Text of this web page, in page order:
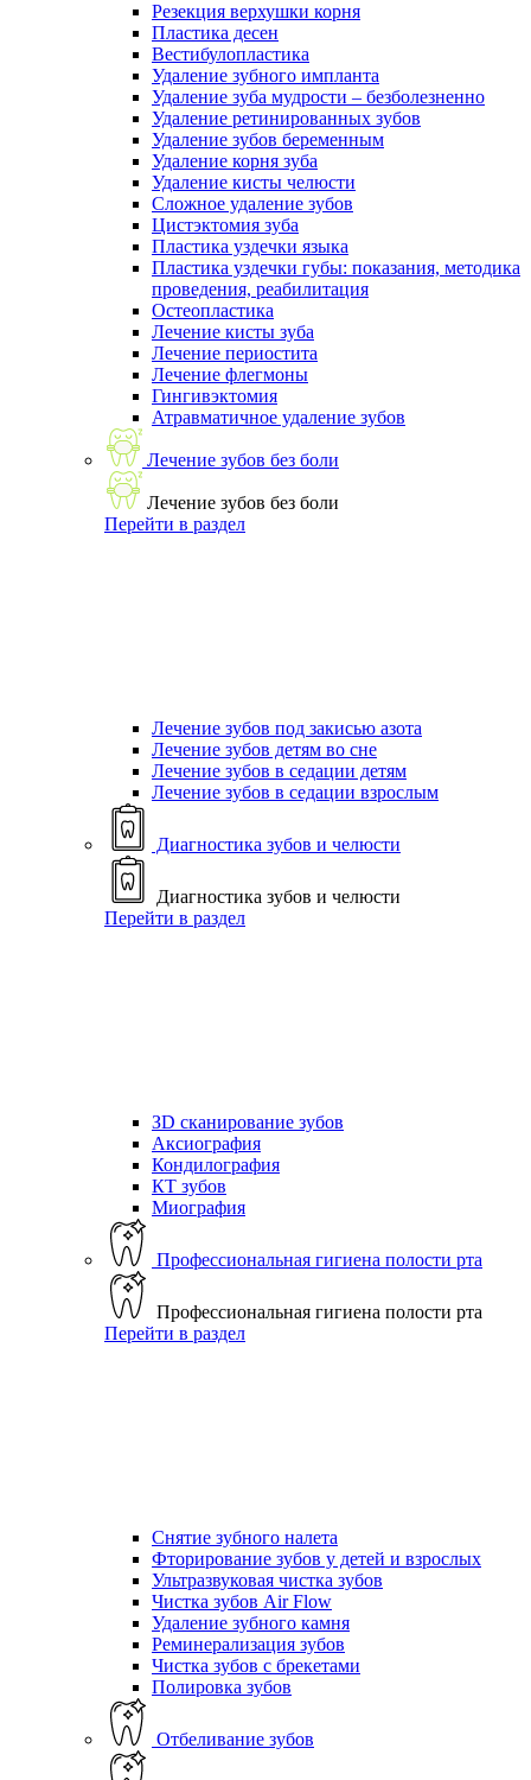
Резекция верхушки корня
Пластика десен
Вестибулопластика
Удаление зубного импланта
Удаление зуба мудрости – безболезненно
Удаление ретинированных зубов
Удаление зубов беременным
Удаление корня зуба
Удаление кисты челюсти
Сложное удаление зубов
Цистэктомия зуба
Пластика уздечки языка
Пластика уздечки губы: показания, методика
проведения, реабилитация
Остеопластика
Лечение кисты зуба
Лечение периостита
Лечение флегмоны
Гингивэктомия
Атравматичное удаление зубов
Лечение зубов без боли
Лечение зубов без боли
Перейти в раздел
Лечение зубов под закисью азота
Лечение зубов детям во сне
Лечение зубов в седации детям
Лечение зубов в седации взрослым
Диагностика зубов и челюсти
Диагностика зубов и челюсти
Перейти в раздел
ЗD сканирование зубов
Аксиография
Кондилография
КТ зубов
Миография
Профессиональная гигиена полости рта
Профессиональная гигиена полости рта
Перейти в раздел
Снятие зубного налета
Фторирование зубов у детей и взрослых
Ультразвуковая чистка зубов
Чистка зубов Air Flow
Удаление зубного камня
Реминерализация зубов
Чистка зубов с брекетами
Полировка зубов
Отбеливание зубов